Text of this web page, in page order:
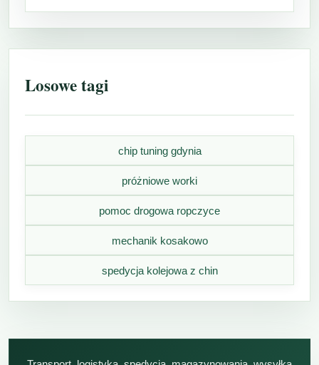
Losowe tagi
chip tuning gdynia
próżniowe worki
pomoc drogowa ropczyce
mechanik kosakowo
spedycja kolejowa z chin